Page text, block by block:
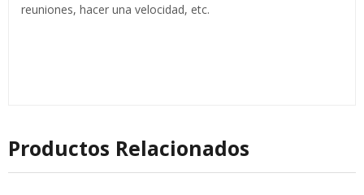
reuniones, hacer una velocidad, etc.
Productos Relacionados